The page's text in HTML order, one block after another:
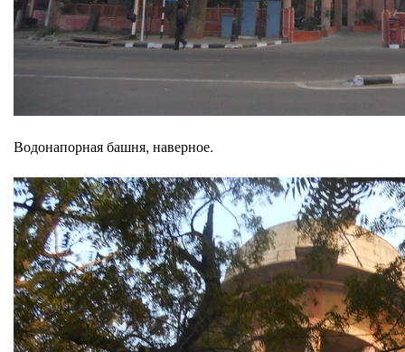
Водонапорная башня, наверное.